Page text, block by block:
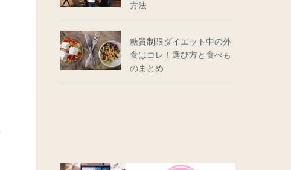
方法
糖質制限ダイエット中の外
食はコレ！選び方と食べも
のまとめ